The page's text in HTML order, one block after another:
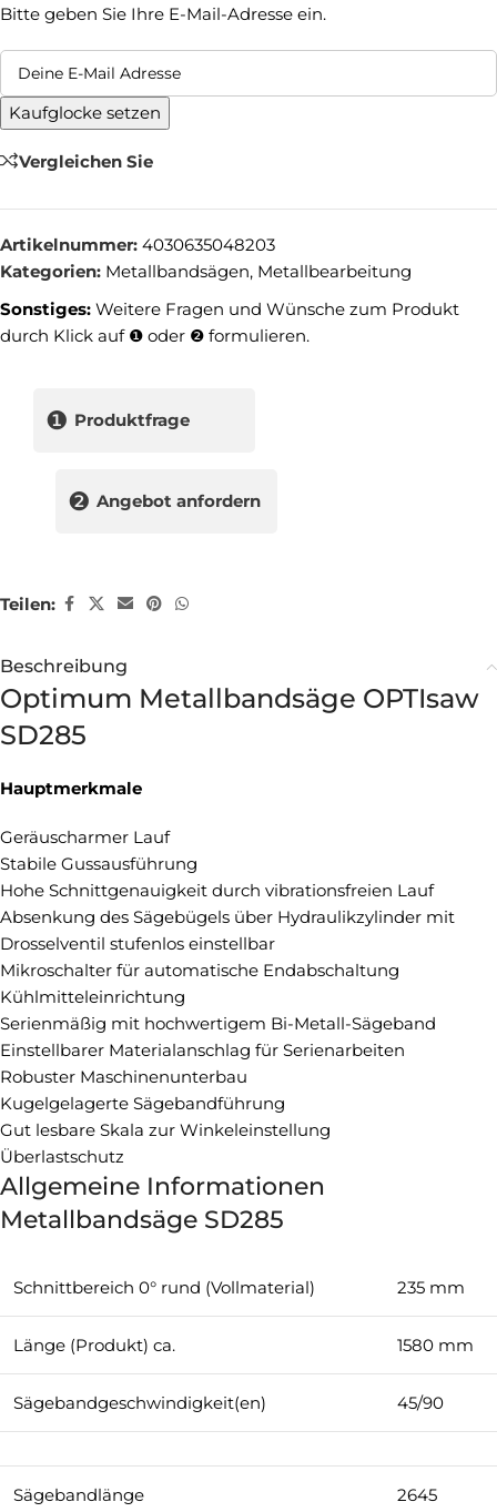
Bitte geben Sie Ihre E-Mail-Adresse ein.
Kaufglocke setzen
Vergleichen Sie
Artikelnummer: 4030635048203
Kategorien: Metallbandsägen, Metallbearbeitung
Sonstiges: Weitere Fragen und Wünsche zum Produkt
durch Klick auf ❶ oder ❷ formulieren.
❶ Produktfrage
❷ Angebot anfordern
Teilen:
Beschreibung
Optimum Metallbandsäge OPTIsaw
SD285
Hauptmerkmale
Geräuscharmer Lauf
Stabile Gussausführung
Hohe Schnittgenauigkeit durch vibrationsfreien Lauf
Absenkung des Sägebügels über Hydraulikzylinder mit
Drosselventil stufenlos einstellbar
Mikroschalter für automatische Endabschaltung
Kühlmitteleinrichtung
Serienmäßig mit hochwertigem Bi-Metall-Sägeband
Einstellbarer Materialanschlag für Serienarbeiten
Robuster Maschinenunterbau
Kugelgelagerte Sägebandführung
Gut lesbare Skala zur Winkeleinstellung
Überlastschutz
Allgemeine Informationen
Metallbandsäge SD285
Schnittbereich 0° rund (Vollmaterial) 235 mm
Länge (Produkt) ca. 1580 mm
Sägebandgeschwindigkeit(en) 45/90
Sägebandlänge 2645